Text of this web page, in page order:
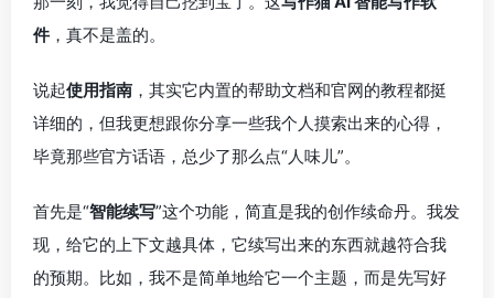
件，真不是盖的。
说起使用指南 ，其实它内置的帮助文档和官网的教程都挺
详细的，但我更想跟你分享一些我个人摸索出来的心得，
毕竟那些官方话语，总少了那么点“人味儿”。
首先是“智能续写”这个功能，简直是我的创作续命丹。我发
现，给它的上下文越具体，它续写出来的东西就越符合我
的预期。比如，我不是简单地给它一个主题，而是先写好